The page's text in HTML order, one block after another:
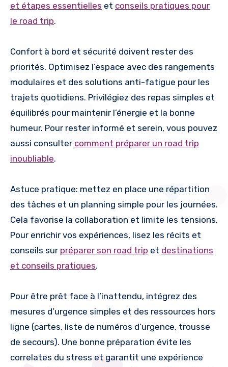
et étapes essentielles et conseils pratiques pour
le road trip.
Confort à bord et sécurité doivent rester des
priorités. Optimisez l’espace avec des rangements
modulaires et des solutions anti-fatigue pour les
trajets quotidiens. Privilégiez des repas simples et
équilibrés pour maintenir l’énergie et la bonne
humeur. Pour rester informé et serein, vous pouvez
aussi consulter comment préparer un road trip
inoubliable.
Astuce pratique: mettez en place une répartition
des tâches et un planning simple pour les journées.
Cela favorise la collaboration et limite les tensions.
Pour enrichir vos expériences, lisez les récits et
conseils sur préparer son road trip et destinations
et conseils pratiques.
Pour être prêt face à l’inattendu, intégrez des
mesures d’urgence simples et des ressources hors
ligne (cartes, liste de numéros d’urgence, trousse
de secours). Une bonne préparation évite les
correlates du stress et garantit une expérience